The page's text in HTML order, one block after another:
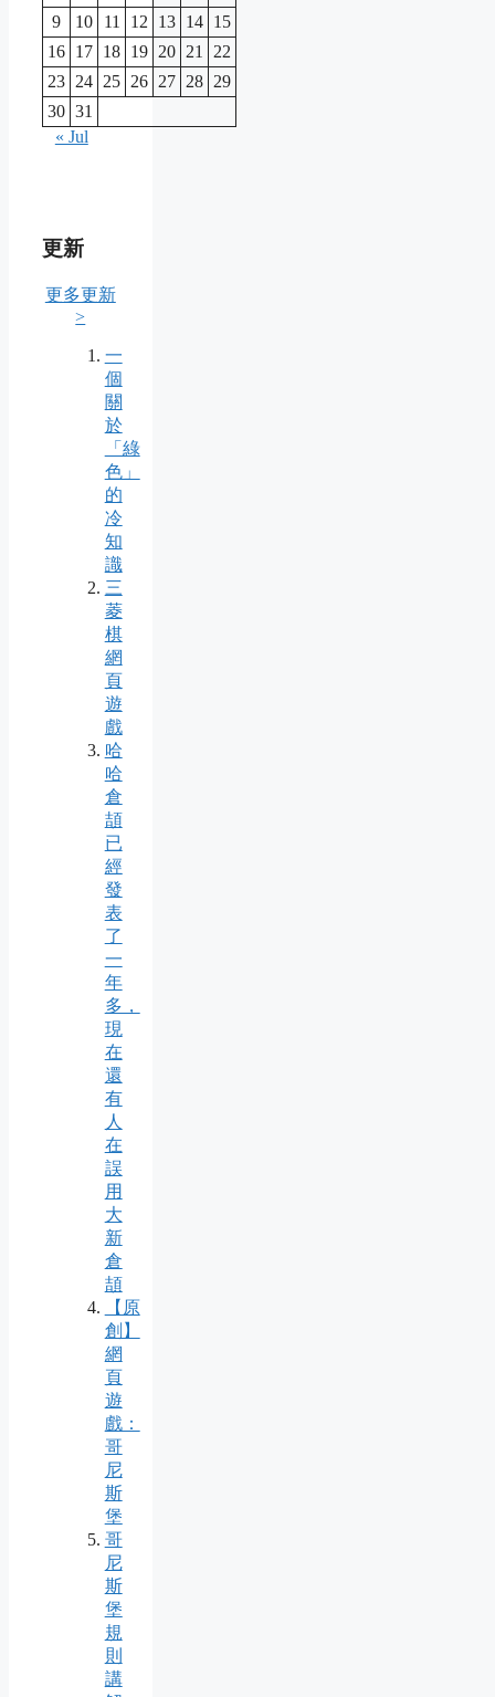
9
10 11 12 13 14 15
16 17 18 19 20 21
22
23 24 25 26 27 28 29
30 31
« Jul
更新
更多更新
>
一
個
關
於
「綠
色」
的
冷
知
識
三
菱
棋
網
頁
遊
戲
哈
哈
倉
頡
已
經
發
表
了
一
年
多，
現
在
還
有
人
在
誤
用
大
新
倉
頡
【原
創】
網
頁
遊
戲：
哥
尼
斯
堡
哥
尼
斯
堡
規
則
講